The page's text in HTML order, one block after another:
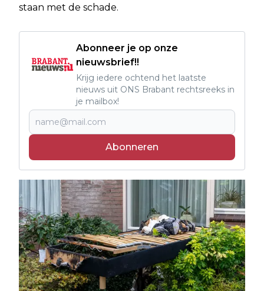
staan met de schade.
Abonneer je op onze
nieuwsbrief!!
Krijg iedere ochtend het laatste
nieuws uit ONS Brabant rechtsreeks in
je mailbox!
Abonneren